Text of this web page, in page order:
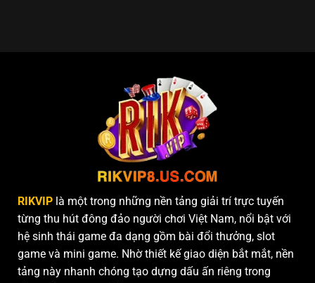
RIKVIP là một trong những nền tảng giải trí trực tuyến
từng thu hút đông đảo người chơi Việt Nam, nổi bật với
hệ sinh thái game đa dạng gồm bài đổi thưởng, slot
game và mini game. Nhờ thiết kế giao diện bắt mắt, nền
tảng này nhanh chóng tạo dựng dấu ấn riêng trong